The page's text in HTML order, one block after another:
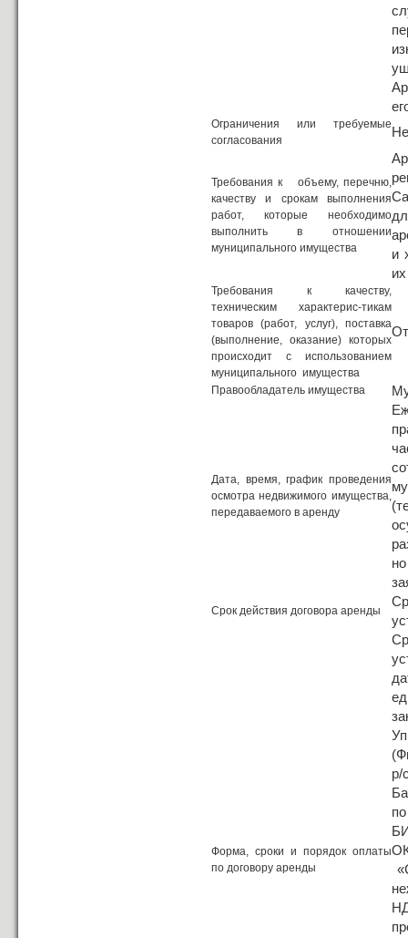
Ограничения или требуемые
согласования
Требования к объему, перечню,
качеству и срокам выполнения
работ, которые необходимо
выполнить в отношении
муниципального имущества
и
Требования к качеству,
техническим характерис-тикам
товаров (работ, услуг), поставка
(выполнение, оказание) которых
происходит с использованием
муниципального имущества
Правообладатель имущества
Дата, время, график проведения
осмотра недвижимого имущества,
передаваемого в аренду
Срок действия договора аренды
Форма, сроки и порядок оплаты
по договору аренды
р/